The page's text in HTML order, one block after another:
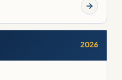
2026